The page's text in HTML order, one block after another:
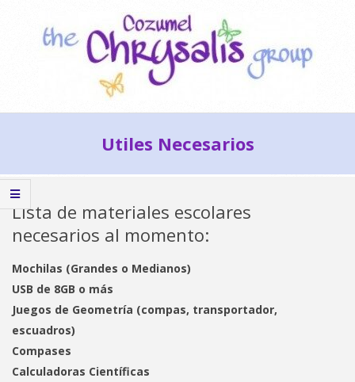
Cozumel
Chrysalis
Group
Utiles Necesarios
Lista de materiales escolares
necesarios al momento:
Mochilas (Grandes o Medianos)
USB de 8GB o más
Juegos de Geometría (compas, transportador,
escuadros)
Compases
Calculadoras Científicas